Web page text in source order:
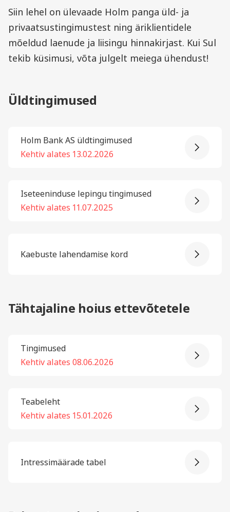
Siin lehel on ülevaade Holm panga üld- ja
privaatsustingimustest ning äriklientidele
mõeldud laenude ja liisingu hinnakirjast. Kui Sul
tekib küsimusi, võta julgelt meiega ühendust!
Üldtingimused
Holm Bank AS üldtingimused
Kehtiv alates 13.02.2026
Iseteeninduse lepingu tingimused
Kehtiv alates 11.07.2025
Kaebuste lahendamise kord
Tähtajaline hoius ettevõtetele
Tingimused
Kehtiv alates 08.06.2026
Teabeleht
Kehtiv alates 15.01.2026
Intressimäärade tabel